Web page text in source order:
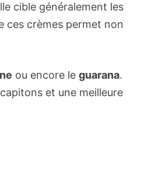
cible généralement les
ces crèmes permet non
ou encore leguarana.
et une meilleure